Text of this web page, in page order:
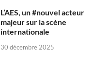
L’AES, un #nouvel acteur
majeur sur la scène
internationale
30 décembre 2025